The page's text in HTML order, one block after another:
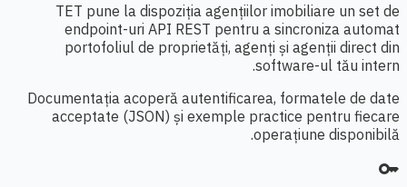
TET pune la dispoziția agențiilor imobiliare un set de
endpoint-uri API REST pentru a sincroniza automat
portofoliul de proprietăți, agenți și agenții direct din
software-ul tău intern.
Documentația acoperă autentificarea, formatele de date
acceptate (JSON) și exemple practice pentru fiecare
operațiune disponibilă.
key